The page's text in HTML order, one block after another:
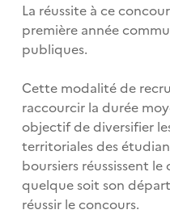
La réussite à ce
première année
publiques.
Cette modalité de
raccourcir la durée
objectif de diversifier
territoriales des
boursiers réussissent
quelque soit son
réussir le concours.